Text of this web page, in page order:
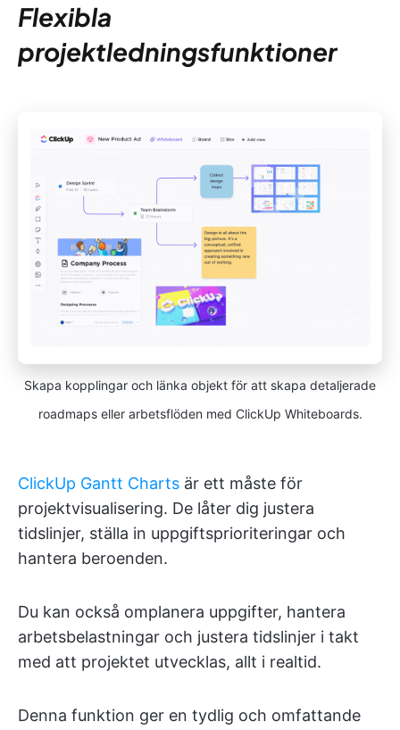
Flexibla
projektledningsfunktioner
Skapa kopplingar och länka objekt för att skapa detaljerade
roadmaps eller arbetsflöden med ClickUp Whiteboards.
ClickUp Gantt Charts är ett måste för
projektvisualisering. De låter dig justera
tidslinjer, ställa in uppgiftsprioriteringar och
hantera beroenden.
Du kan också omplanera uppgifter, hantera
arbetsbelastningar och justera tidslinjer i takt
med att projektet utvecklas, allt i realtid.
Denna funktion ger en tydlig och omfattande